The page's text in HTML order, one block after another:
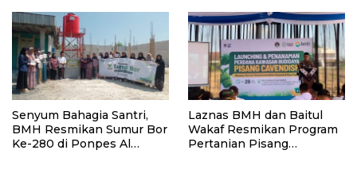
Senyum Bahagia Santri,
BMH Resmikan Sumur Bor
Ke-280 di Ponpes Al
Laznas BMH dan Baitul
Wakaf Resmikan Program
Pertanian Pisang